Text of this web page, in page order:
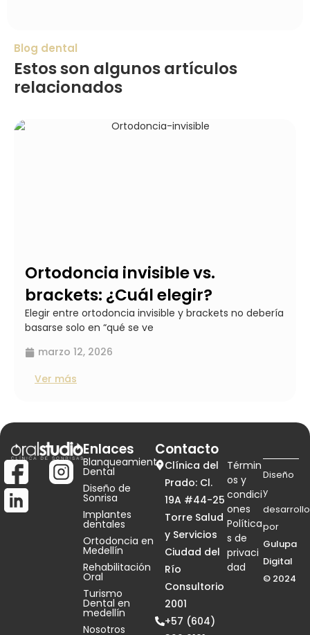
Blog dental
Estos son algunos artículos
relacionados
Ortodoncia invisible vs.
brackets: ¿Cuál elegir?
Elegir entre ortodoncia invisible y brackets no debería
basarse solo en “qué se ve
marzo 12, 2026
Ver más
Enlaces
Blanqueamiento
Dental
Diseño de
Sonrisa
Implantes
dentales
Ortodoncia en
Medellín
Rehabilitación
Oral
Turismo
Dental en
medellín
Nosotros
Contacto
+57 (604)
Clínica del
Prado: Cl.
19A #44-25
Torre Salud
y Servicios
Ciudad del
Río
Consultorio
2001
Diseño
y
desarrollo
por
Gulupa
Digital
© 2024
Términ
os y
condici
ones
Política
s de
privaci
dad